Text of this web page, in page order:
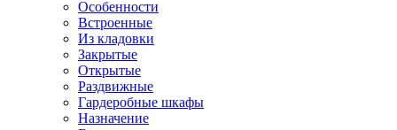
Особенности
Встроенные
Из кладовки
Закрытые
Открытые
Раздвижные
Гардеробные шкафы
Назначение